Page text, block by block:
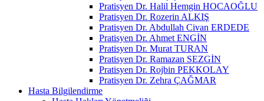
Pratisyen Dr. Halil Hemgin HOCAOĞLU
Pratisyen Dr. Rozerin ALKIŞ
Pratisyen Dr. Abdullah Civan ERDEDE
Pratisyen Dr. Ahmet ENGİN
Pratisyen Dr. Murat TURAN
Pratisyen Dr. Ramazan SEZGİN
Pratisyen Dr. Rojbin PEKKOLAY
Pratisyen Dr. Zehra ÇAĞMAR
Hasta Bilgilendirme